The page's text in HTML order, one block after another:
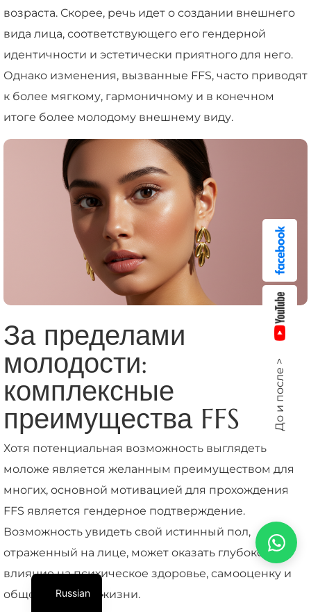
возраста. Скорее, речь идет о создании внешнего
вида лица, соответствующего его гендерной
идентичности и эстетически приятного для него.
Однако изменения, вызванные FFS, часто приводят
к более мягкому, гармоничному и в конечном
итоге более молодому внешнему виду.
За пределами
молодости:
комплексные
преимущества FFS
Хотя потенциальная возможность выглядеть
моложе является желанным преимуществом для
многих, основной мотивацией для прохождения
FFS является гендерное подтверждение.
Возможность увидеть свой истинный пол,
отраженный на лице, может оказать глубокое
влияние на психическое здоровье, самооценку и
общее качество жизни.
До и после >
Russian